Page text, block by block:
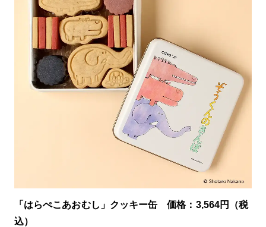
「はらぺこあおむし」クッキー缶 価格：3,564円（税
込）